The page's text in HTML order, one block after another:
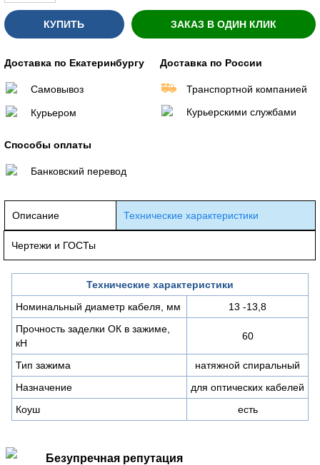
КУПИТЬ ЗАКАЗ В ОДИН КЛИК
Доставка по Екатеринбургу
Самовывоз
Курьером
Доставка по России
Транспортной компанией
Курьерскими службами
Способы оплаты
Банковский перевод
Описание Технические характеристики
Чертежи и ГОСТы
Технические характеристики
Номинальный диаметр кабеля, мм
13 -13,8
Прочность заделки ОК в зажиме,
кН
60
Тип зажима
натяжной спиральный
Назначение
для оптических кабелей
Коуш
есть
Безупречная репутация